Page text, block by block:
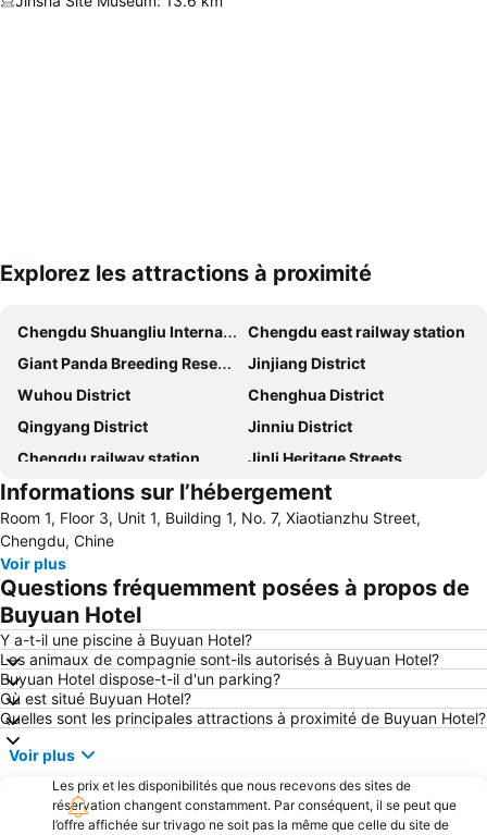
Explorez les attractions à proximité
Chengdu Shuangliu International Airport
Chengdu east railway station
Giant Panda Breeding Research Base
Jinjiang District
Wuhou District
Chenghua District
Qingyang District
Jinniu District
Chengdu railway station
Jinli Heritage Streets
Informations sur l’hébergement
Room 1, Floor 3, Unit 1, Building 1, No. 7, Xiaotianzhu Street,
Chengdu, Chine
Voir plus
Questions fréquemment posées à propos de
Buyuan Hotel
Y a-t-il une piscine à Buyuan Hotel?
Les animaux de compagnie sont-ils autorisés à Buyuan Hotel?
Buyuan Hotel dispose-t-il d'un parking?
Où est situé Buyuan Hotel?
Quelles sont les principales attractions à proximité de Buyuan Hotel?
Voir plus
Les prix et les disponibilités que nous recevons des sites de
réservation changent constamment. Par conséquent, il se peut que
l’offre affichée sur trivago ne soit pas la même que celle du site de